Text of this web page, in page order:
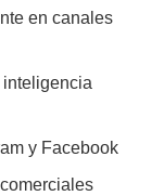
en canales
y Facebook